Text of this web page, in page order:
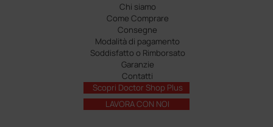
Chi siamo
Come Comprare
Consegne
Modalità di pagamento
Soddisfatto o Rimborsato
Garanzie
Contatti
Scopri Doctor Shop Plus
LAVORA CON NOI